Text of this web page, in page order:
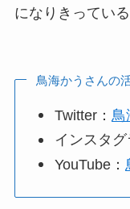
になりきってい
鳥海かうさんの
Twitter： 鳥
インスタグ
YouTube：